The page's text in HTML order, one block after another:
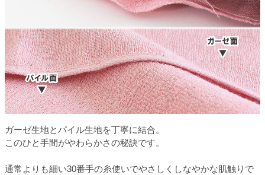
ガーゼ生地とパイル生地を丁寧に結合。
このひと手間がやわらかさの秘訣です。
通常よりも細い30番手の糸使いでやさしくしなやかな肌触りで